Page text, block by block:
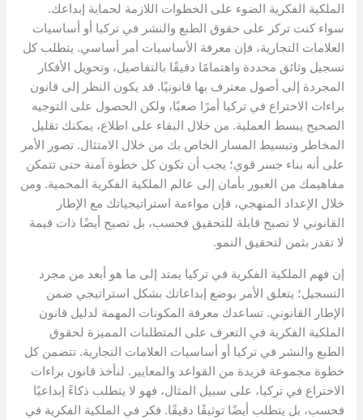
الملكية الفكرية الضوء على الخطوات اللازمة لحماية إبداعك.
سواء كنت تركز على حقوق الطبع والنشر في تركيا أو أساسيات
العلامات التجارية، فإن معرفة الأساسيات أمر أساسي. يتطلب كل
تسجيل وثائق محددة واهتمامًا دقيقًا بالتفاصيل، وتحويل الأفكار
المجردة إلى أصول معترف بها قانونيًا. قد يكون النظر إلى قانون
براءات الاختراع في تركيا أمرًا صعبًا، ولكن الحصول على التوجيه
الصحيح يبسط العملية. من خلال البقاء على اطلاع، يمكنك تقليل
المخاطر وتبسيط المسار الخاص بك من خلال الامتثال. تصور الأمر
على أنه بناء جسر قوي؛ يجب أن تكون كل خطوة آمنة حتى تتمكن
مفاهيمك من العبور بأمان إلى عالم الملكية الفكرية المحمية. ومن
خلال الإعداد المنهجي، فإن مواءمة استراتيجياتك مع الإطار
القانوني لا تصبح قابلة للتحقيق فحسب، بل تصبح أيضًا ذات قيمة
لا تقدر بثمن لتحقيق النمو.
إن فهم الملكية الفكرية في تركيا يمتد إلى ما هو أبعد من مجرد
التسجيل؛ يتعلق الأمر بوضع إبداعاتك بشكل استراتيجي ضمن
الإطار القانوني. تساعدك معرفة المكونات المهمة لدليل قانون
الملكية الفكرية في التعرف على المتطلبات المميزة لحقوق
الطبع والنشر في تركيا أو أساسيات العلامات التجارية. تتضمن كل
خطوة مجموعة فريدة من القواعد والمعايير. لنأخذ قانون براءات
الاختراع في تركيا، على سبيل المثال، فهو لا يتطلب ذكاءً إبداعيًا
فحسب، بل يتطلب أيضًا توثيقًا دقيقًا. فكر في الملكية الفكرية في